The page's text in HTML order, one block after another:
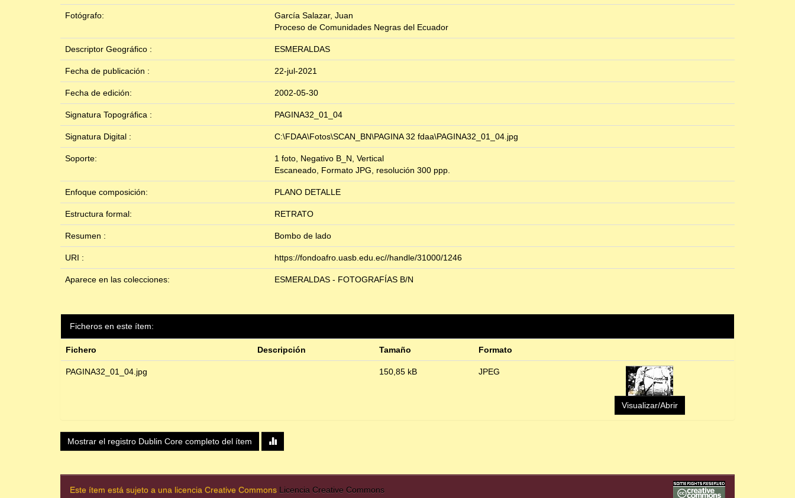
Fotógrafo:
García Salazar, Juan
Proceso de Comunidades Negras del Ecuador
Descriptor Geográfico : ESMERALDAS
Fecha de publicación : 22-jul-2021
Fecha de edición: 2002-05-30
Signatura Topográfica : PAGINA32_01_04
Signatura Digital : C:\FDAA\Fotos\SCAN_BN\PAGINA 32 fdaa\PAGINA32_01_04.jpg
Soporte:
1 foto, Negativo B_N, Vertical
Escaneado, Formato JPG, resolución 300 ppp.
Enfoque composición: PLANO DETALLE
Estructura formal: RETRATO
Resumen : Bombo de lado
URI : https://fondoafro.uasb.edu.ec//handle/31000/1246
Aparece en las colecciones: ESMERALDAS - FOTOGRAFÍAS B/N
Ficheros en este ítem:
Fichero Descripción Tamaño Formato
PAGINA32_01_04.jpg 150,85 kB JPEG
Visualizar/Abrir
Mostrar el registro Dublin Core completo del ítem
Este ítem está sujeto a una licencia Creative Commons Licencia Creative Commons